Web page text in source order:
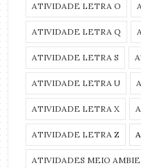
ATIVIDADE LETRA O
ATIVIDADE LETRA Q
ATIVIDADE LETRA S
ATIVIDADE LETRA U
ATIVIDADE LETRA X
ATIVIDADE LETRA Z
ATIVIDADES MEIO